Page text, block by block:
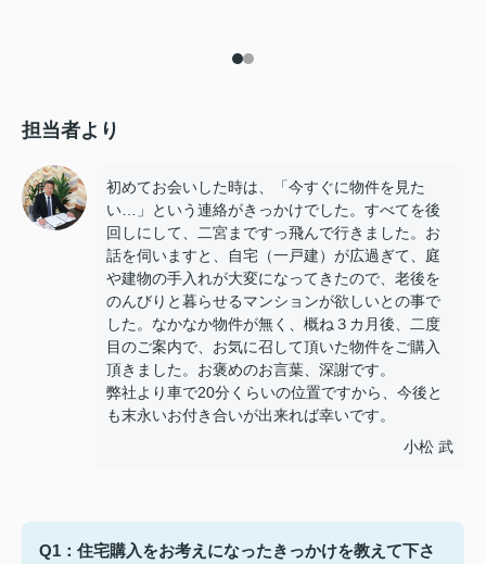
担当者より
初めてお会いした時は、「今すぐに物件を見た
い…」という連絡がきっかけでした。すべてを後
回しにして、二宮まですっ飛んで行きました。お
話を伺いますと、自宅（一戸建）が広過ぎて、庭
や建物の手入れが大変になってきたので、老後を
のんびりと暮らせるマンションが欲しいとの事で
した。なかなか物件が無く、概ね３カ月後、二度
目のご案内で、お気に召して頂いた物件をご購入
頂きました。お褒めのお言葉、深謝です。
弊社より車で20分くらいの位置ですから、今後と
も末永いお付き合いが出来れば幸いです。
小松 武
Q1：住宅購入をお考えになったきっかけを教えて下さ